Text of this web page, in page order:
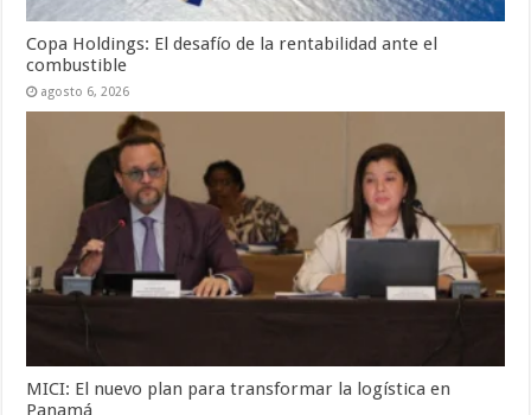
Copa Holdings: El desafío de la rentabilidad ante el
combustible
agosto 6, 2026
MICI: El nuevo plan para transformar la logística en
Panamá